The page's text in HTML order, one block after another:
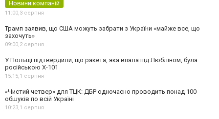
Новини компаній
11:00,3 серпня
Трамп заявив, що США можуть забрати з України «майже все, що
захочуть»
09:00,2 серпня
У Польщі підтвердили, що ракета, яка впала під Любліном, була
російською Х-101
15:15,1 серпня
«Чистий четвер» для ТЦК: ДБР одночасно проводить понад 100
обшуків по всій Україні
10:23,1 серпня